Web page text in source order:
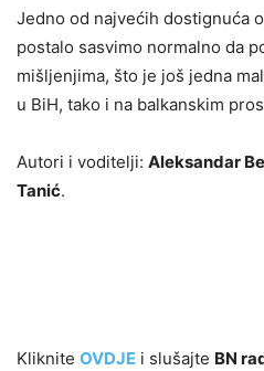
Jedno od najvećih dostignuća
postalo sasvimo normalno da
mišljenjima, što je još jedna
u BiH, tako i na balkanskim
Autori i voditelji: Aleksandar
Tanić.
Kliknite OVDJE i slušajte BN